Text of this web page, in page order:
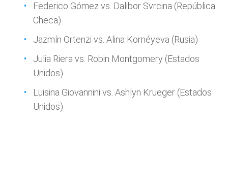
Federico Gómez vs. Dalibor Svrcina (República
Checa)
Jazmín Ortenzi vs. Alina Kornéyeva (Rusia)
Julia Riera vs. Robin Montgomery (Estados
Unidos)
Luisina Giovannini vs. Ashlyn Krueger (Estados
Unidos)